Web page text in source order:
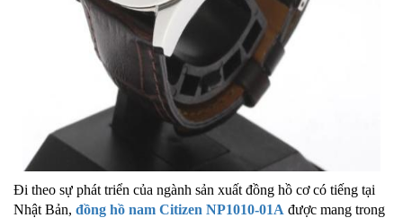
Đi theo sự phát triển của ngành sản xuất đồng hồ cơ có tiếng tại
Nhật Bản, đồng hồ nam Citizen NP1010-01A được mang trong